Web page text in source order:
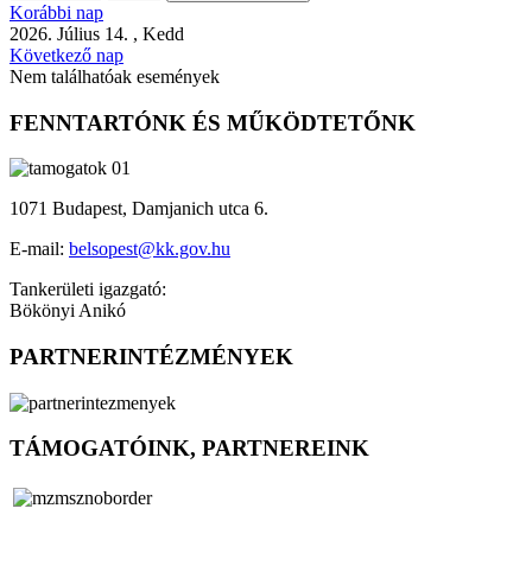
Korábbi nap
2026. Július 14. , Kedd
Következő nap
Nem találhatóak események
FENNTARTÓNK ÉS MŰKÖDTETŐNK
1071 Budapest, Damjanich utca 6.
E-mail: belsopest@kk.gov.hu
Tankerületi igazgató:
Bökönyi Anikó
PARTNERINTÉZMÉNYEK
TÁMOGATÓINK, PARTNEREINK